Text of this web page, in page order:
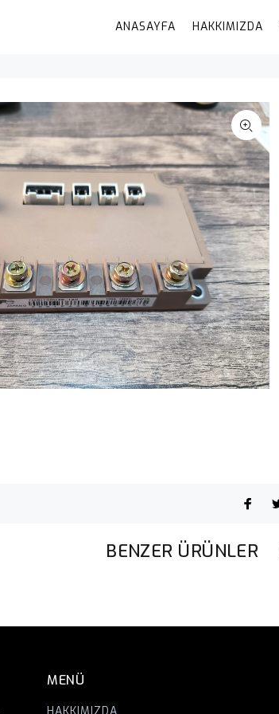
ANASAYFA HAKKIMIZDA
BENZER ÜRÜNLER
MENÜ